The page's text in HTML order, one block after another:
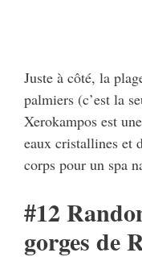
Juste à côté, la
palmiers (c’est la
Xerokampos est
eaux cristallines et
corps pour un spa
#12
gorges de